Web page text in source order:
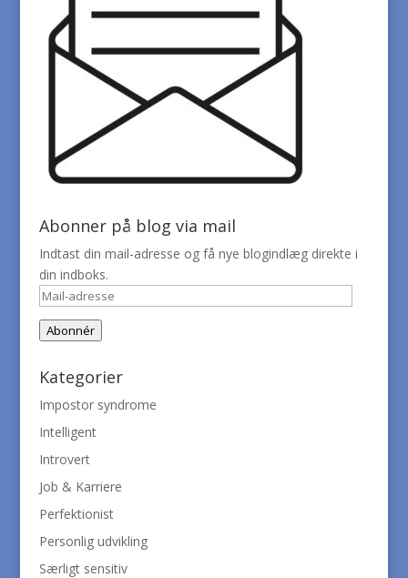
Abonner på blog via mail
Indtast din mail-adresse og få nye blogindlæg direkte i
din indboks.
Mail-
adresse
Abonnér
Kategorier
Impostor syndrome
Intelligent
Introvert
Job & Karriere
Perfektionist
Personlig udvikling
Særligt sensitiv